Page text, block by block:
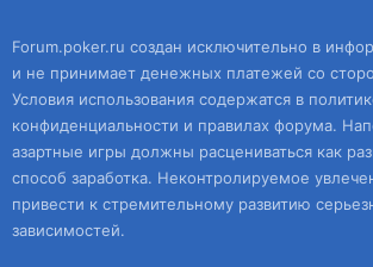
Forum.poker.ru создан исключительно в
и не принимает денежных платежей со
Условия использования содержатся в
конфиденциальности и правилах форума.
азартные игры должны расцениваться как
способ заработка. Неконтролируемое
привести к стремительному развитию
зависимостей.